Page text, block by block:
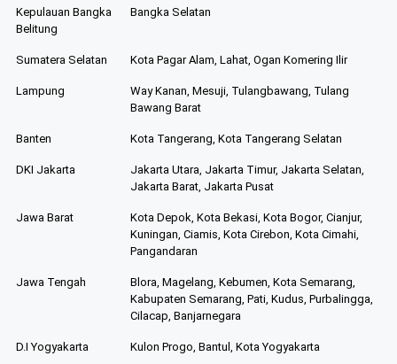
Kepulauan Bangka
Belitung
Bangka Selatan
Sumatera Selatan Kota Pagar Alam, Lahat, Ogan Komering Ilir
Lampung
Way Kanan, Mesuji, Tulangbawang, Tulang
Bawang Barat
Banten Kota Tangerang, Kota Tangerang Selatan
DKI Jakarta
Jakarta Utara, Jakarta Timur, Jakarta Selatan,
Jakarta Barat, Jakarta Pusat
Jawa Barat
Kota Depok, Kota Bekasi, Kota Bogor, Cianjur,
Kuningan, Ciamis, Kota Cirebon, Kota Cimahi,
Pangandaran
Jawa Tengah
Blora, Magelang, Kebumen, Kota Semarang,
Kabupaten Semarang, Pati, Kudus, Purbalingga,
Cilacap, Banjarnegara
D.I Yogyakarta Kulon Progo, Bantul, Kota Yogyakarta